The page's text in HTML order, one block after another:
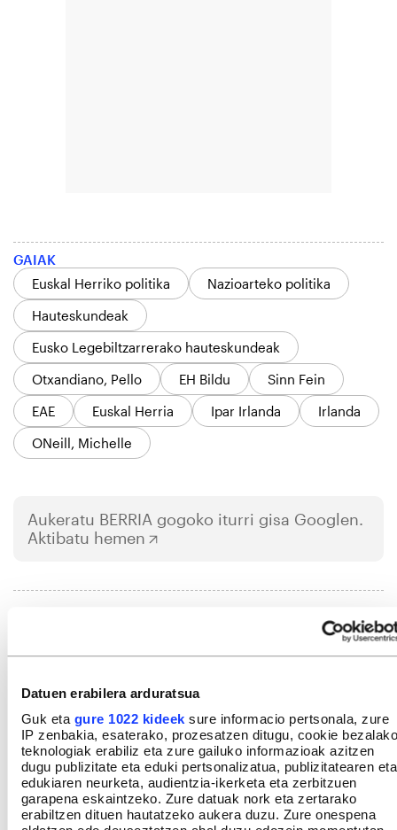
Datuen erabilera arduratsua
Guk eta gure 1022 kideek sure informacio pertsonala, zure
IP zenbakia, esaterako, prozesatzen ditugu, cookie bezalako
teknologiak erabiliz eta zure gailuko informazioak azitzen
dugu publizitate eta eduki pertsonalizatua, publizitatearen eta
edukiaren neurketa, audientzia-ikerketa eta zerbitzuen
garapena eskaintzeko. Zure datuak nork eta zertarako
erabiltzen dituen hautatzeko aukera duzu. Zure onespena
GAIAK
Euskal Herriko politika
Nazioarteko politika
Hauteskundeak
Eusko Legebiltzarrerako hauteskundeak
Otxandiano, Pello
EH Bildu
Sinn Fein
EAE
Euskal Herria Ipar Irlanda
Irlanda
ONeill, Michelle
Aukeratu BERRIA gogoko iturri gisa Googlen.
Aktibatu hemen